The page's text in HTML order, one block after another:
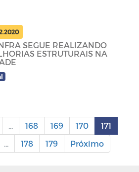
SEGUE REALIZANDO
ESTRUTURAIS NA
... 168 169 170
171
... 178 179 Próximo